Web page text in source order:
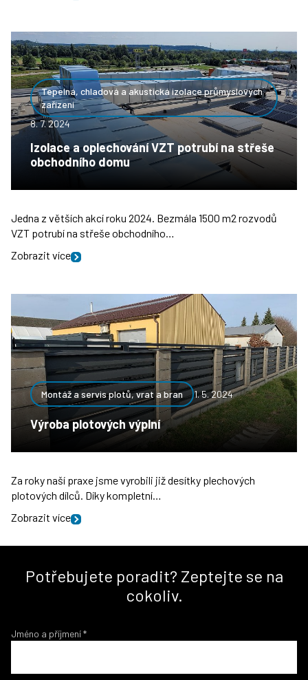
Tepelná, chladová a akustická izolace průmyslových
zařízení
8. 7. 2024
Izolace a oplechování VZT potrubí na střeše
obchodního domu
Jedna z větších akcí roku 2024. Bezmála 1500 m2 rozvodů
VZT potrubí na střeše obchodního…
Zobrazit více
Montáž a servis plotů, vrat a bran 1. 5. 2024
Výroba plotových výplní
Za roky naší praxe jsme vyrobili již desítky plechových
plotových dílců. Díky kompletní…
Zobrazit více
Potřebujete poradit? Zeptejte se na
cokoliv.
Jméno a příjmení*